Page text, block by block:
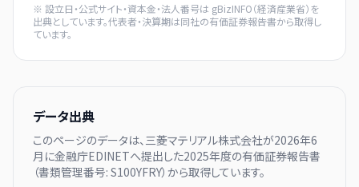
※ 設立日・公式サイト・資本金・法人番号は gBizINFO（経済産業省）を
出典としています。代表者・決算期は同社の有価証券報告書から取得し
ています。
データ出典
このページのデータは、三菱マテリアル株式会社が2026年6
月に金融庁EDINETへ提出した2025年度の有価証券報告書
（書類管理番号: S100YFRY）から取得しています。